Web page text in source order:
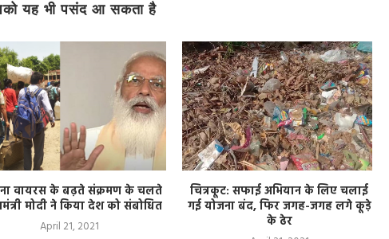
यह भी पसंद आ सकता है
वायरस के बढ़ते संक्रमण के चलते
मोदी ने किया देश को संबोधित
April 21, 2021
चित्रकूट: सफाई अभियान के लिए चलाई
गई योजना बंद, फिर जगह-जगह लगे कूड़े
के ढेर